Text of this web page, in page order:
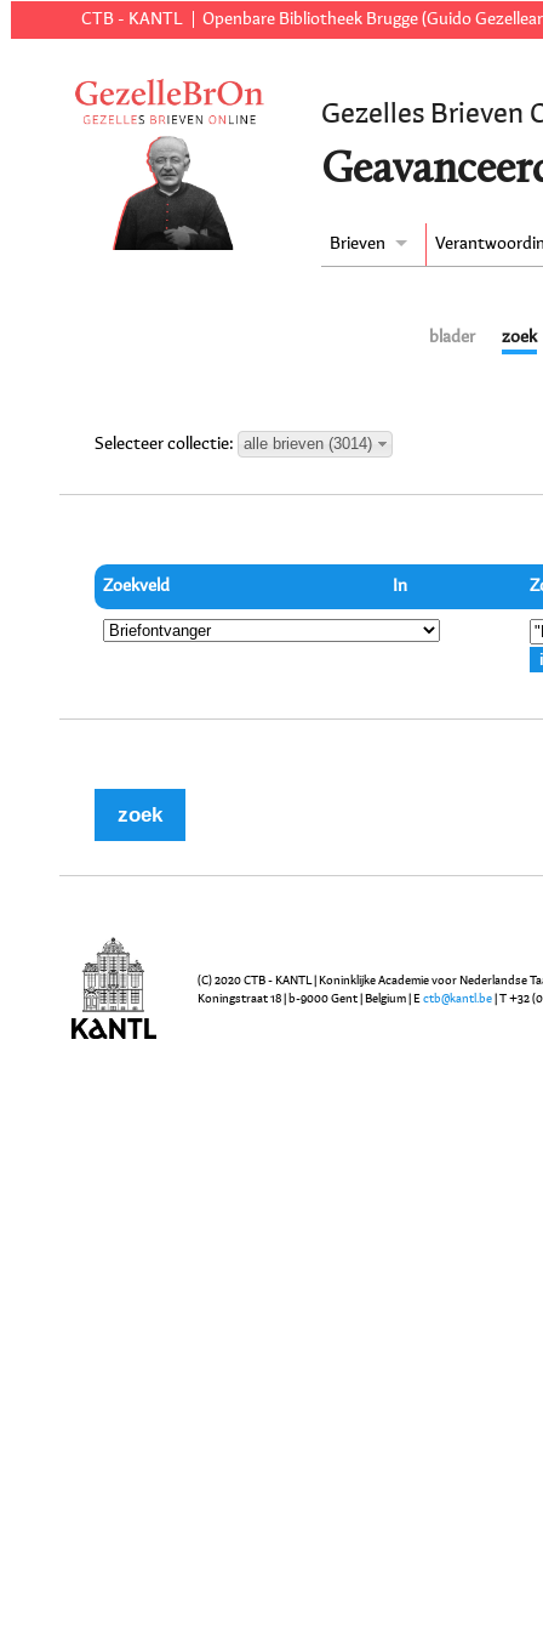
CTB - KANTL Openbare Bibliotheek Brugge (Guido
Gezelles Brieven
Brieven
blader zoek
Selecteer collectie: alle brieven (3014)
Zoekveld In
(C) 2020 CTB - KANTL | Koninklijke Academie voor Nederlandse
Koningstraat 18 | b-9000 Gent | Belgium | E ctb@kantl.be | T +32